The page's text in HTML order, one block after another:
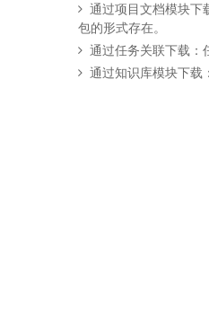
通过项目文档模块下
包的形式存在。
通过任务关联下载：
通过知识库模块下载